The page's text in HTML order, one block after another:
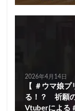
2026年4月14日
【 ＃ウマ娘
る！？ 祈願
Vtuberによる